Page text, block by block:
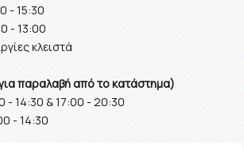
- 15:30
- 13:00
κλειστά
παραλαβή από το κατάστημα)
- 14:30 & 17:00 - 20:30
- 14:30